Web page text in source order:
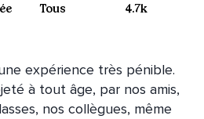
Tous
4.7k
expérience très pénible.
à tout âge, par nos amis,
nos collègues, même